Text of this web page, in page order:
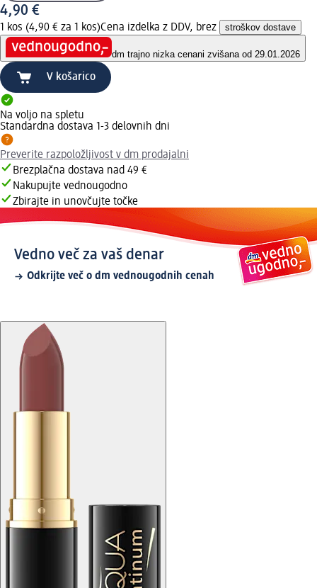
4,90 €
1 kos (4,90 € za 1 kos)Cena izdelka z DDV, brez stroškov dostave
dm trajno nizka cenani zvišana od 29.01.2026
V košarico
Na voljo na spletu
Standardna dostava 1-3 delovnih dni
Preverite razpoložljivost v dm prodajalni
Brezplačna dostava nad 49 €
Nakupujte vednougodno
Zbirajte in unovčujte točke
Vedno več za vaš denar
Odkrijte več o dm vednougodnih cenah